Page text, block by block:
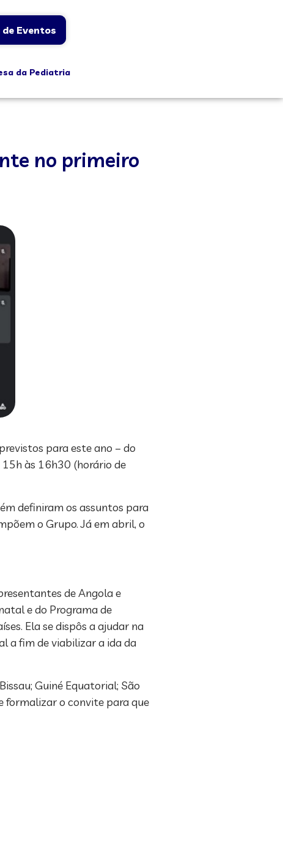
Eventos
da Pediatria
no primeiro
para este ano – do
15h às 16h30 (horário de
definiram os assuntos para
o Grupo. Já em abril, o
de Angola e
e do Programa de
Ela se dispôs a ajudar na
a fim de viabilizar a ida da
Guiné Equatorial; São
formalizar o convite para que